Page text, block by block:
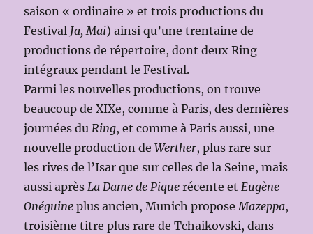
saison « ordinaire » et trois productions du
Festival Ja, Mai) ainsi qu’une trentaine de
productions de répertoire, dont deux Ring
intégraux pendant le Festival.
Parmi les nouvelles productions, on trouve
beaucoup de XIXe, comme à Paris, des dernières
journées duRing, et comme à Paris aussi, une
nouvelle production deWerther, plus rare sur
les rives de l’Isar que sur celles de la Seine, mais
aussi aprèsLa Dame de Pique récente etEugène
Onéguine plus ancien, Munich proposeMazeppa,
troisième titre plus rare de Tchaikovski, dans